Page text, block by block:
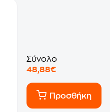
Σύνολο
48,88€
Προσθήκη